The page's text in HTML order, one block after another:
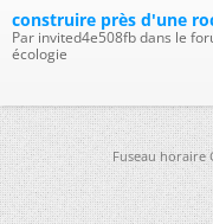
construire près d'une
Par invited4e508fb dans le
écologie
Fuseau horaire